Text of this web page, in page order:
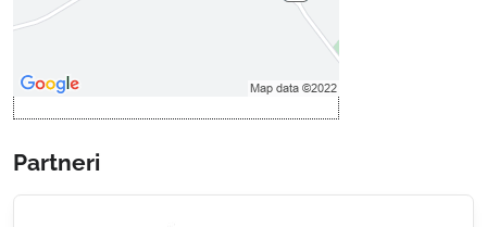
Povoliť a zapamätať - súhlas s
Partneri